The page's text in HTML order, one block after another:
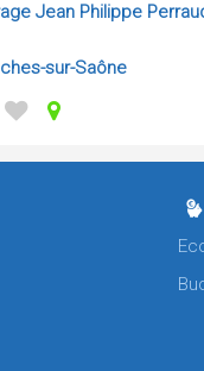
Jean Philippe
sur-Saône